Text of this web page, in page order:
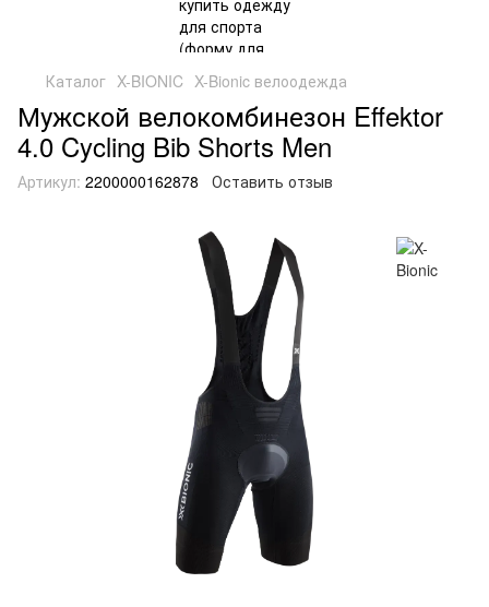
Каталог X-BIONIC X-Bionic велоодежда
Мужской велокомбинезон Effektor
4.0 Cycling Bib Shorts Men
Артикул: 2200000162878 Оставить отзыв